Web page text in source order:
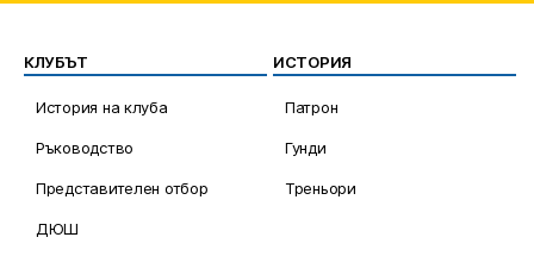
КЛУБЪТ
История на клуба
Ръководство
Представителен отбор
ДЮШ
ИСТОРИЯ
Патрон
Гунди
Треньори